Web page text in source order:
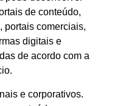
de conteúdo,
portais comerciais,
digitais e
de acordo com a
e corporativos.